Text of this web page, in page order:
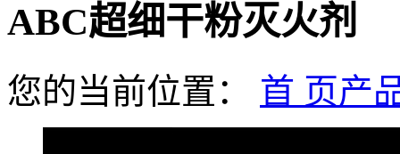
ABC超细干粉灭火剂
您的当前位置： 首 页产